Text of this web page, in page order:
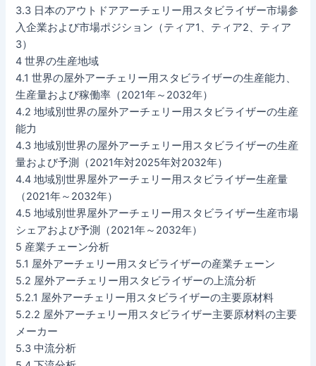
3.3 日本のアウトドアアーチェリー用スタビライザー市場参
入企業および市場ポジション（ティア1、ティア2、ティア
3）
4 世界の生産地域
4.1 世界の屋外アーチェリー用スタビライザーの生産能力、
生産量および稼働率（2021年～2032年）
4.2 地域別世界の屋外アーチェリー用スタビライザーの生産
能力
4.3 地域別世界の屋外アーチェリー用スタビライザーの生産
量および予測（2021年対2025年対2032年）
4.4 地域別世界屋外アーチェリー用スタビライザー生産量
（2021年～2032年）
4.5 地域別世界屋外アーチェリー用スタビライザー生産市場
シェアおよび予測（2021年～2032年）
5 産業チェーン分析
5.1 屋外アーチェリー用スタビライザーの産業チェーン
5.2 屋外アーチェリー用スタビライザーの上流分析
5.2.1 屋外アーチェリー用スタビライザーの主要原材料
5.2.2 屋外アーチェリー用スタビライザー主要原材料の主要
メーカー
5.3 中流分析